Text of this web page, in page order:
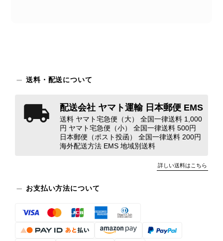
観の印象だけで商品の状態全体を判断
れやダメージは、写真や商品説明に反
映しております。 ご不快な思いをさ
れた中で、率直なご意見をお寄せいた
だきましたことに感謝申し上げます。
今回のご指摘を重く受け止め、まずは
きます。 掲載内容では分からない状
時の見落としとして真摯に受け止め、
し、全スタッフで共有してまいりま
す。 オンラインでも安心して商品を
お選びいただけるよう、より正確な状
送料・配送について
配送会社 ヤマト運輸 日本郵便 EMS
送料 ヤマト宅急便（大） 全国一律送料 1,000
円 ヤマト宅急便（小） 全国一律送料 500円
日本郵便（ポスト投函） 全国一律送料 200円
海外配送方法 EMS 地域別送料
詳しい送料はこちら
お支払い方法について